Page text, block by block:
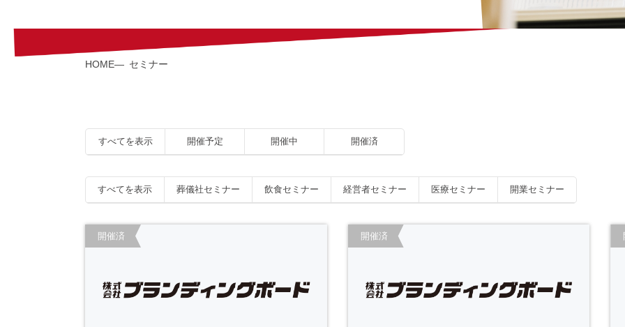
HOME セミナー
すべてを表示 開催予定 開催中 開催済
すべてを表示 葬儀社セミナー 飲食セミナー 経営者セミナー 医療セミナー 開業セミナー
開催済 開催済